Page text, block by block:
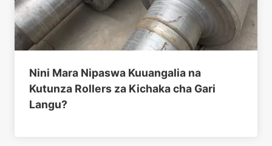
Nini Mara Nipaswa Kuuangalia na
Kutunza Rollers za Kichaka cha Gari
Langu?